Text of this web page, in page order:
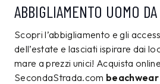
ABBIGLIAMENTO UOMO
Scopri l’abbigliamento e gli
dell’estate e lasciati ispirare dai
mare a prezzi unici! Acquista
SecondaStrada.com